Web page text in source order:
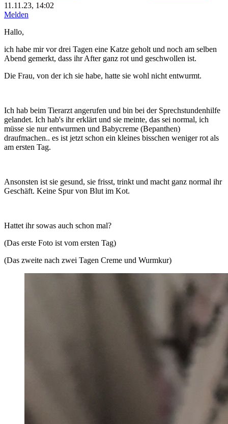
11.11.23, 14:02
Melden
Hallo,
ich habe mir vor drei Tagen eine Katze geholt und noch am selben
Abend gemerkt, dass ihr After ganz rot und geschwollen ist.
Die Frau, von der ich sie habe, hatte sie wohl nicht entwurmt.
Ich hab beim Tierarzt angerufen und bin bei der Sprechstundenhilfe
gelandet. Ich hab's ihr erklärt und sie meinte, das sei normal, ich
müsse sie nur entwurmen und Babycreme (Bepanthen)
draufmachen.. es ist jetzt schon ein kleines bisschen weniger rot als
am ersten Tag.
Ansonsten ist sie gesund, sie frisst, trinkt und macht ganz normal ihr
Geschäft. Keine Spur von Blut im Kot.
Hattet ihr sowas auch schon mal?
(Das erste Foto ist vom ersten Tag)
(Das zweite nach zwei Tagen Creme und Wurmkur)